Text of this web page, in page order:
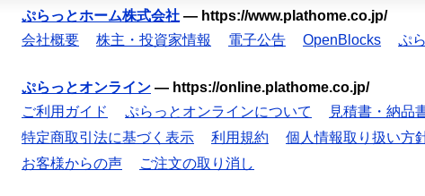
ぷらっとホーム株式会社 — https://www.plathome.co.jp/
会社概要
株主・投資家情報 電子公告 OpenBlocks ぷ
ぷらっとオンライン — https://online.plathome.co.jp/
ご利用ガイド
ぷらっとオンラインについて 見積書・納品
特定商取引法に基づく表示
利用規約 個人情報取り扱い方
お客様からの声
ご注文の取り消し